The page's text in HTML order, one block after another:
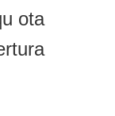
ota